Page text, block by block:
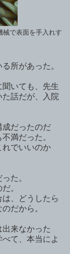
械で表面を手入れす
所があった。
いても、先生
話だが、入院
成だったのだ
満だった。
れでいいのか
た。
。
、どうしたら
だから。
来なかった
て、本当によ